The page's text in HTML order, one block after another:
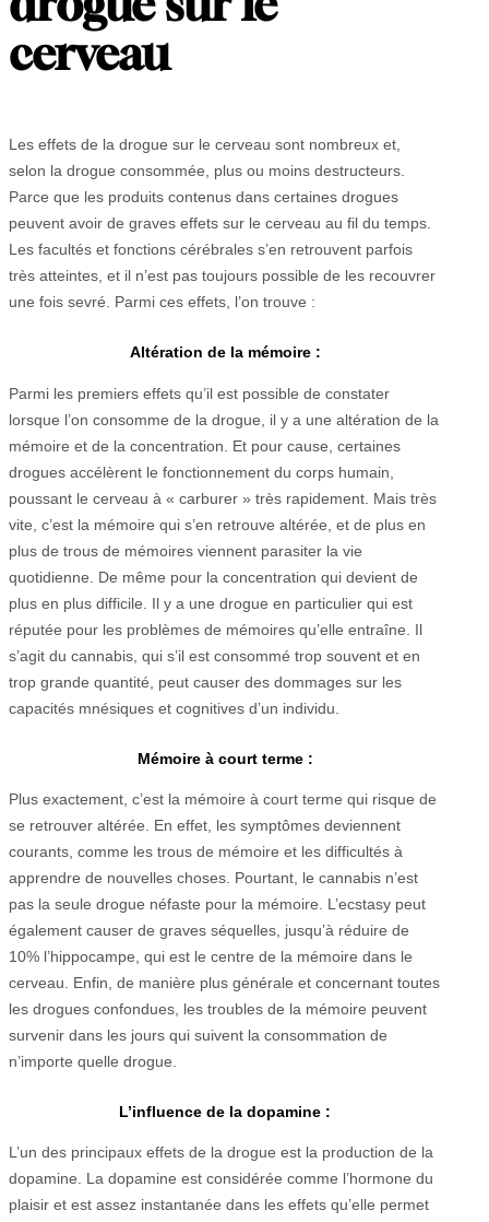
cerveau
Les effets de la drogue sur le cerveau sont nombreux et,
selon la drogue consommée, plus ou moins destructeurs.
Parce que les produits contenus dans certaines drogues
peuvent avoir de graves effets sur le cerveau au fil du temps.
Les facultés et fonctions cérébrales s’en retrouvent parfois
très atteintes, et il n’est pas toujours possible de les recouvrer
une fois sevré. Parmi ces effets, l’on trouve :
Altération de la mémoire :
Parmi les premiers effets qu’il est possible de constater
lorsque l’on consomme de la drogue, il y a une altération de la
mémoire et de la concentration. Et pour cause, certaines
drogues accélèrent le fonctionnement du corps humain,
poussant le cerveau à « carburer » très rapidement. Mais très
vite, c’est la mémoire qui s’en retrouve altérée, et de plus en
plus de trous de mémoires viennent parasiter la vie
quotidienne. De même pour la concentration qui devient de
plus en plus difficile. Il y a une drogue en particulier qui est
réputée pour les problèmes de mémoires qu’elle entraîne. Il
s’agit du cannabis, qui s’il est consommé trop souvent et en
trop grande quantité, peut causer des dommages sur les
capacités mnésiques et cognitives d’un individu.
Mémoire à court terme :
Plus exactement, c’est la mémoire à court terme qui risque de
se retrouver altérée. En effet, les symptômes deviennent
courants, comme les trous de mémoire et les difficultés à
apprendre de nouvelles choses. Pourtant, le cannabis n’est
pas la seule drogue néfaste pour la mémoire. L’ecstasy peut
également causer de graves séquelles, jusqu’à réduire de
10% l’hippocampe, qui est le centre de la mémoire dans le
cerveau. Enfin, de manière plus générale et concernant toutes
les drogues confondues, les troubles de la mémoire peuvent
survenir dans les jours qui suivent la consommation de
n’importe quelle drogue.
L’influence de la dopamine :
L’un des principaux effets de la drogue est la production de la
dopamine. La dopamine est considérée comme l’hormone du
plaisir et est assez instantanée dans les effets qu’elle permet